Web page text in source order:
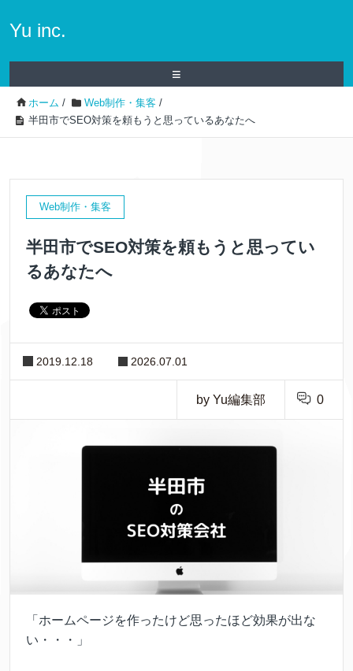
Yu inc.
≡
ホーム / Web制作・集客 /
半田市でSEO対策を頼もうと思っているあなたへ
Web制作・集客
半田市でSEO対策を頼もうと思ってい
るあなたへ
2019.12.18 2026.07.01
by Yu編集部 0
「ホームページを作ったけど思ったほど効果が出な
い・・・」